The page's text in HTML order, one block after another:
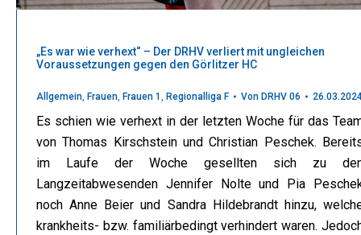
„Es war wie verhext“ – Der DRHV verliert mit ungleichen
Voraussetzungen gegen den Görlitzer HC
Allgemein, Frauen, Frauen 1 , Regionalliga F Von DRHV 06
Es schien wie verhext in der letzten Woche für das
von Thomas Kirschstein und Christian Peschek.
im Laufe der Woche gesellten sich zu
Langzeitabwesenden Jennifer Nolte und Pia
noch Anne Beier und Sandra Hildebrandt hinzu,
krankheits- bzw. familiärbedingt verhindert waren.